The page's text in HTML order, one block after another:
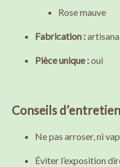
Rose mauve
Fabrication :
Pièce unique :oui
Conseils d’entretien
Ne pas arroser, ni
Éviter l’exposition